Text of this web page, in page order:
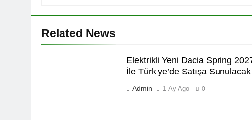
Related News
Elektrikli Yeni Dacia Spring
İle Türkiye’de Satışa Sunulacak
Admin 1 Ay Ago 0